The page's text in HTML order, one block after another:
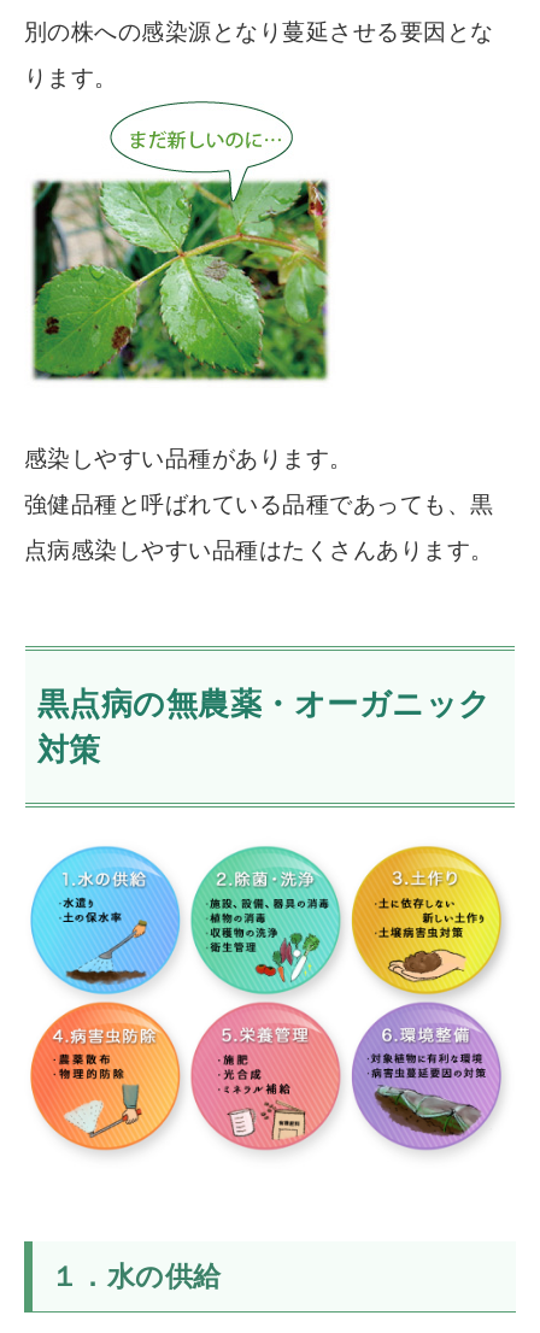
別の株への感染源となり蔓延させる要因とな
ります。
感染しやすい品種があります。
強健品種と呼ばれている品種であっても、黒
点病感染しやすい品種はたくさんあります。
黒点病の無農薬・オーガニック
対策
１．水の供給